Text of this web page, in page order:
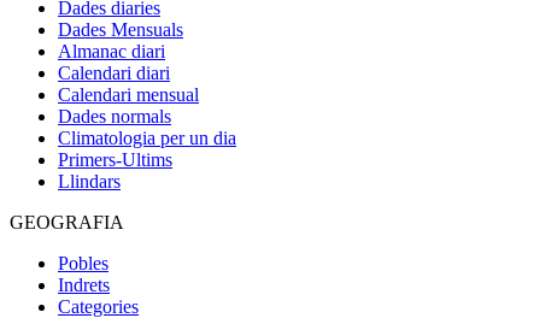
Dades diaries
Dades Mensuals
Almanac diari
Calendari diari
Calendari mensual
Dades normals
Climatologia per un dia
Primers-Ultims
Llindars
GEOGRAFIA
Pobles
Indrets
Categories